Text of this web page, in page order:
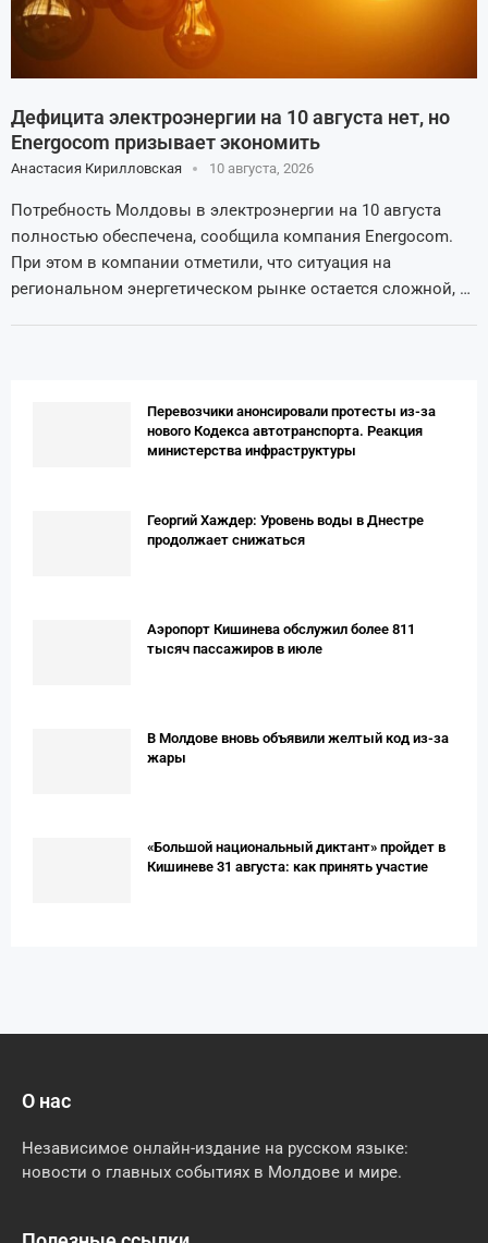
Дефицита электроэнергии на 10 августа нет, но
Energocom призывает экономить
Анастасия Кирилловская 10 августа, 2026
Потребность Молдовы в электроэнергии на 10 августа
полностью обеспечена, сообщила компания Energocom.
При этом в компании отметили, что ситуация на
региональном энергетическом рынке остается сложной, …
Перевозчики анонсировали протесты из-за
нового Кодекса автотранспорта. Реакция
министерства инфраструктуры
Георгий Хаждер: Уровень воды в Днестре
продолжает снижаться
Аэропорт Кишинева обслужил более 811
тысяч пассажиров в июле
В Молдове вновь объявили желтый код из-за
жары
«Большой национальный диктант» пройдет в
Кишиневе 31 августа: как принять участие
О нас
Независимое онлайн-издание на русском языке:
новости о главных событиях в Молдове и мире.